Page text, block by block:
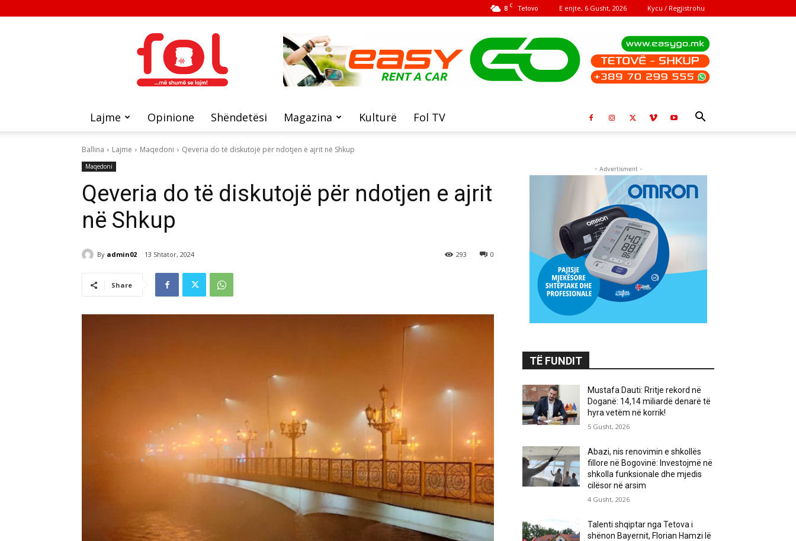
8 C Tetovo E enjte, 6 Gusht, 2026 Kycu / Regjistrohu
FOL
Lajme Opinione Shëndetësi Magazina Kulturë Fol TV
Ballina Lajme Maqedoni Qeveria do të diskutojë për ndotjen e ajrit në Shkup
Maqedoni
Qeveria do të diskutojë për ndotjen e ajrit
në Shkup
By admin02 13 Shtator, 2024 0
293
Share
- Advertisment -
TË FUNDIT
Mustafa Dauti: Rritje rekord në
Doganë: 14,14 miliardë denarë të
hyra vetëm në korrik!
5 Gusht, 2026
Abazi, nis renovimin e shkollës
fillore në Bogovinë: Investojmë në
shkolla funksionale dhe mjedis
cilësor në arsim
4 Gusht, 2026
Talenti shqiptar nga Tetova i
shënon Bayernit, Florian Hamzi lë